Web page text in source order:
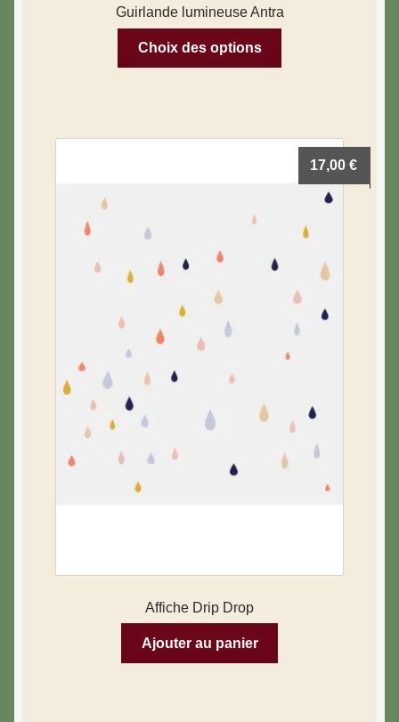
Guirlande lumineuse Antra
Choix des options
Affiche Drip Drop
17,00€
Ajouter au panier